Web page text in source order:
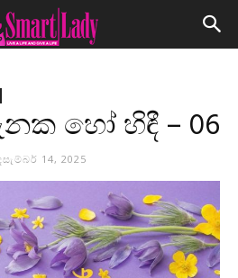
හෝ හිඳී – 06
14, 2025